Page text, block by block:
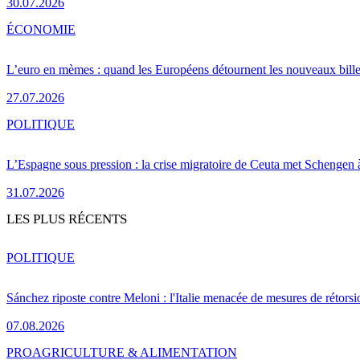
L’euro en mèmes : quand les Européens détournent les nouveaux
27.07.2026
ÉCONOMIE
L’Espagne sous pression : la crise migratoire de Ceuta met Schengen
31.07.2026
POLITIQUE
LES PLUS RÉCENTS
Sánchez riposte contre Meloni : l'Italie menacée de mesures de
07.08.2026
POLITIQUE
PROAGRICULTURE & ALIMENTATION